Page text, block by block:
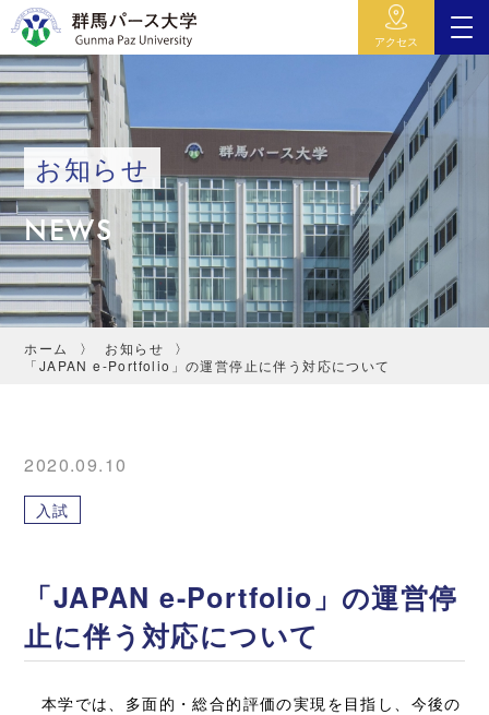
アクセス
お知らせ
NEWS
ホーム
お知らせ
「JAPAN e-Portfolio」の運営停止に伴う対応について
2020.09.10
入試
「JAPAN e-Portfolio」の運営停
止に伴う対応について
本学では、多面的・総合的評価の実現を目指し、今後の